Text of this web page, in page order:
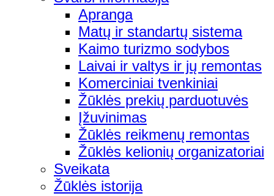
Apranga
Matų ir standartų sistema
Kaimo turizmo sodybos
Laivai ir valtys ir jų remontas
Komerciniai tvenkiniai
Žūklės prekių parduotuvės
Įžuvinimas
Žūklės reikmenų remontas
Žūklės kelionių organizatoriai
Sveikata
Žūklės istorija